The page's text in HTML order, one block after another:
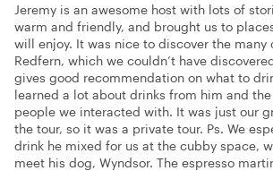
Jeremy is an awesome host with lots of
warm and friendly, and brought us to
will enjoy. It was nice to discover the many
Redfern, which we couldn’t have
gives good recommendation on what to
learned a lot about drinks from him and
people we interacted with. It was just our
the tour, so it was a private tour. Ps. We
drink he mixed for us at the cubby space,
meet his dog, Wyndsor. The espresso